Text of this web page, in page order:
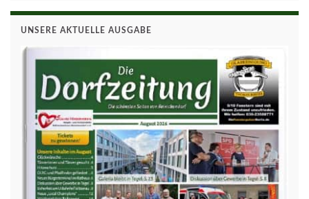
UNSERE AKTUELLE AUSGABE